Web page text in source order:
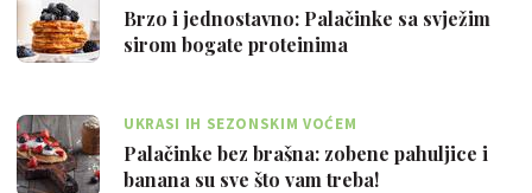
Brzo i jednostavno: Palačinke sa svježim
sirom bogate proteinima
UKRASI IH SEZONSKIM VOĆEM
Palačinke bez brašna: zobene pahuljice i
banana su sve što vam treba!